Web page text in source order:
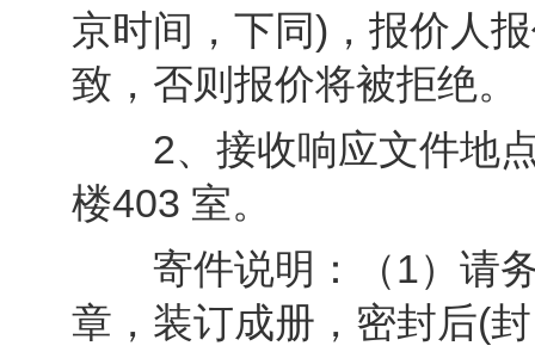
京时间，下同)，报价人
致，否则报价将被拒绝。
2、接收响应文件地点
楼403 室。
寄件说明：（1）请务
章，装订成册，密封后(